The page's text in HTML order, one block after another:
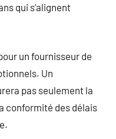
qui s’alignent
un fournisseur de
Un
pas seulement la
conformité des délais